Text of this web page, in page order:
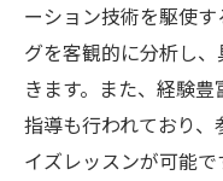
ーション技術を駆使
グを客観的に分析し
きます。また、経験
指導も行われており
イズレッスンが可能で